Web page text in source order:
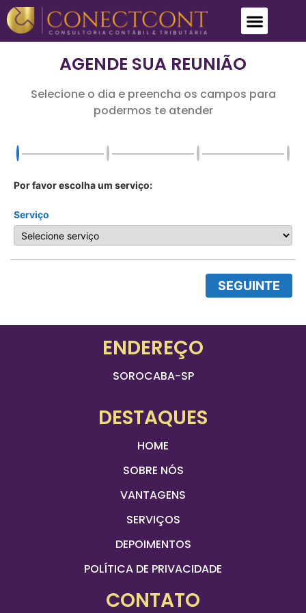
AGENDE SUA REUNIÃO
Selecione o dia e preencha os campos para
podermos te atender
Por favor escolha um serviço:
Serviço
SEGUINTE
ENDEREÇO
SOROCABA-SP
DESTAQUES
HOME
SOBRE NÓS
VANTAGENS
SERVIÇOS
DEPOIMENTOS
POLÍTICA DE PRIVACIDADE
CONTATO